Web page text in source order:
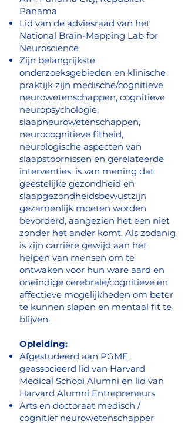
Panama
Lid van de adviesraad van het
National Brain-Mapping Lab for
Neuroscience
Zijn belangrijkste
onderzoeksgebieden en klinische
praktijk zijn medische/cognitieve
neurowetenschappen, cognitieve
neuropsychologie,
slaapneurowetenschappen,
neurocognitieve fitheid,
neurologische aspecten van
slaapstoornissen en gerelateerde
interventies. is van mening dat
geestelijke gezondheid en
slaapgezondheidsbewustzijn
gezamenlijk moeten worden
bevorderd, aangezien het een niet
zonder het ander komt. Als zodanig
is zijn carrière gewijd aan het
helpen van mensen om te
ontwaken voor hun ware aard en
oneindige cerebrale/cognitieve en
affectieve mogelijkheden om beter
te kunnen slapen en mentaal fit te
blijven.
Opleiding:
Afgestudeerd aan PGME,
geassocieerd lid van Harvard
Medical School Alumni en lid van
Harvard Alumni Entrepreneurs
Arts en doctoraat medisch /
cognitief neurowetenschapper